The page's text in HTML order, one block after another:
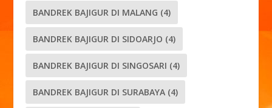
BANDREK BAJIGUR DI MALANG (4)
BANDREK BAJIGUR DI SIDOARJO (4)
BANDREK BAJIGUR DI SINGOSARI (4)
BANDREK BAJIGUR DI SURABAYA (4)